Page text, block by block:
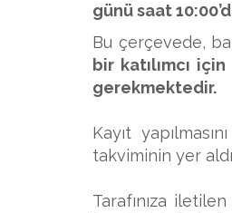
günü saat
Bu çerçevede,
bir katılımcı
gerekmektedir.
Kayıt
takviminin yer
Tarafınıza